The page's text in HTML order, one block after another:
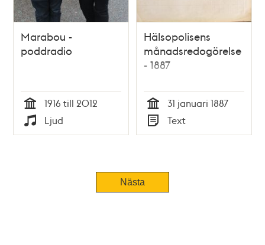
Marabou -
poddradio
Tid
1916 till 2012
Typ
Ljud
Hälsopolisens
månadsredogörelse
- 1887
Tid
31 januari 1887
Typ
Text
Nästa